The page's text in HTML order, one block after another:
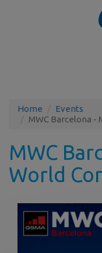
Home
Events
MWC Barcelona -
MWC
World